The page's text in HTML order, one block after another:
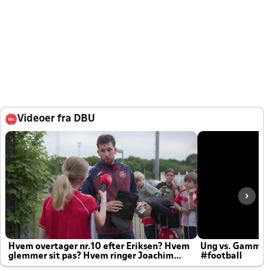
Videoer fra DBU
Hvem overtager nr.10 efter Eriksen? Hvem
glemmer sit pas? Hvem ringer Joachim
altid til efter kampe?
Ung vs.
#football